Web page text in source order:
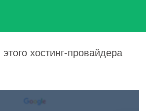
хостинг-провайдера